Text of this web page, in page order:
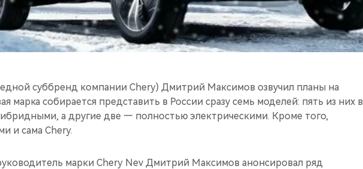
суббренд компании Chery) Дмитрий Максимов озвучил планы на
марка собирается представить в России сразу семь моделей: пять из них в
а другие две — полностью электрическими. Кроме того,
и сама Chery.
марки Chery Nev Дмитрий Максимов анонсировал ряд